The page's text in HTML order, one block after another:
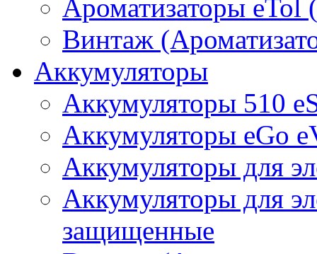
Ароматизаторы eTol
Винтаж
Аккумуляторы
Аккумуляторы 510
Аккумуляторы eGo
Аккумуляторы для
Аккумуляторы для
защищенные